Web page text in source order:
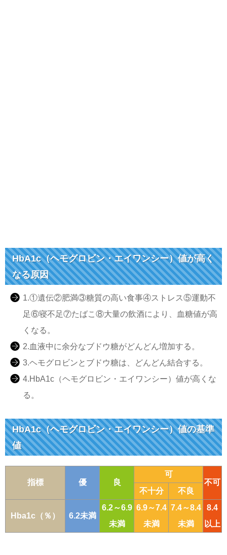
HbA1c（ヘモグロビン・エイワンシー）値が高く
なる原因
1.①遺伝②肥満③糖質の高い食事④ストレス⑤運動不
足⑥寝不足⑦たばこ⑧大量の飲酒により、血糖値が高
くなる。
2.血液中に余分なブドウ糖がどんどん増加する。
3.ヘモグロビンとブドウ糖は、どんどん結合する。
4.HbA1c（ヘモグロビン・エイワンシー）値が高くな
る。
HbA1c（ヘモグロビン・エイワンシー）値の基準
値
指標 優 良
可
不可
不十分
不良
Hba1c（％） 6.2未満
6.2～6.9
未満
6.9～7.4
未満
7.4～8.4
未満
8.4
以上